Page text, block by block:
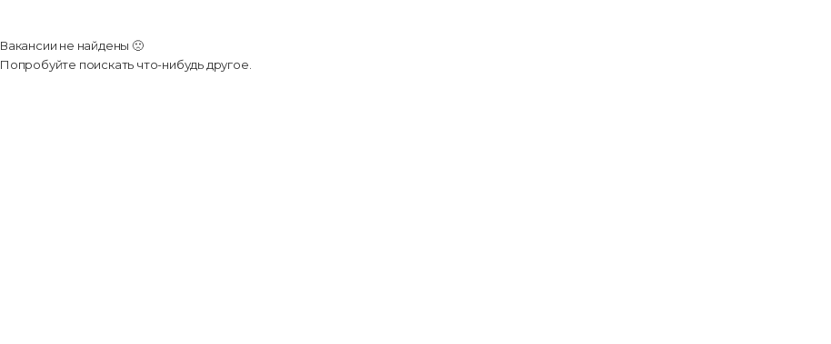
Вакансии не найдены 🙁
Попробуйте поискать что-нибудь другое.